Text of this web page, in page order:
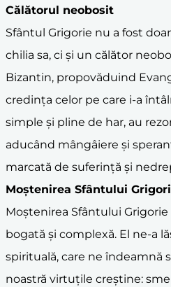
Călătorul neobosit
Sfântul Grigorie nu a fost
chilia sa, ci și un călător
Bizantin, propovăduind
credința celor pe care i-a
simple și pline de har, au
aducând mângâiere și
marcată de suferință și
Moștenirea Sfântului
Moștenirea Sfântului
bogată și complexă. El ne-a
spirituală, care ne îndeamnă
noastră virtuțile creștine: